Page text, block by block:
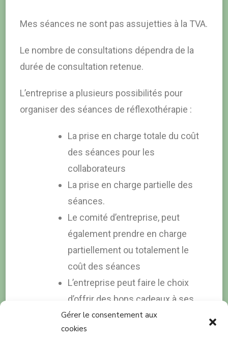
Gérer le consentement aux
cookies
Mes séances ne sont pas assujetties à la TVA.
Le nombre de consultations dépendra de la
durée de consultation retenue.
L’entreprise a plusieurs possibilités pour
organiser des séances de réflexothérapie :
La prise en charge totale du coût
des séances pour les
collaborateurs
La prise en charge partielle des
séances.
Le comité d’entreprise, peut
également prendre en charge
partiellement ou totalement le
coût des séances
L’entreprise peut faire le choix
d’offrir des bons cadeaux à ses
collaborateurs qui viendront
directement en cabinet